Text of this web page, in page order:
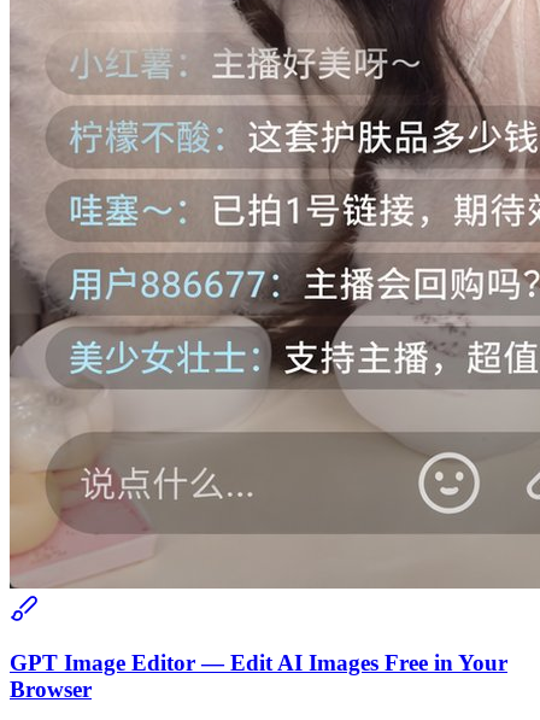
GPT Image Editor — Edit AI Images Free in Your
Browser